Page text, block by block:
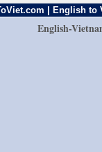
| English to
English-